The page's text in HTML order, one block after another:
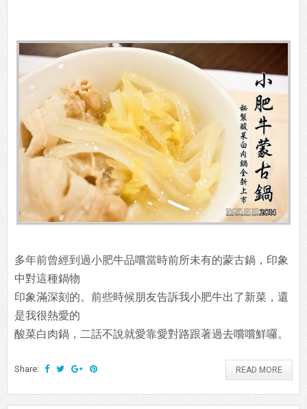
多年前曾經到過小肥牛品嚐當時前所未有的蒙古鍋，印象
中對這種鍋物
印象滿深刻的。前些時候朋友告訴我小肥牛出了新菜，還
是我很熱愛的
酸菜白肉鍋，二話不說就愛靠愛對路跟著過去嚐嚐鮮囉。
Share: READ MORE